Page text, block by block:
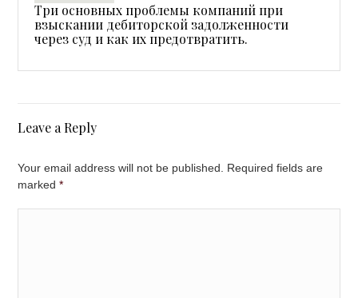
Три основных проблемы компаний при
взыскании дебиторской задолженности
через суд и как их предотвратить.
Leave a Reply
Your email address will not be published. Required fields are
marked*